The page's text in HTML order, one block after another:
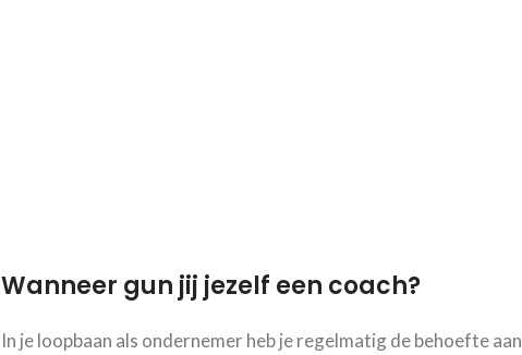
Wanneer gun jij jezelf een coach?
In je loopbaan als ondernemer heb je regelmatig de behoefte